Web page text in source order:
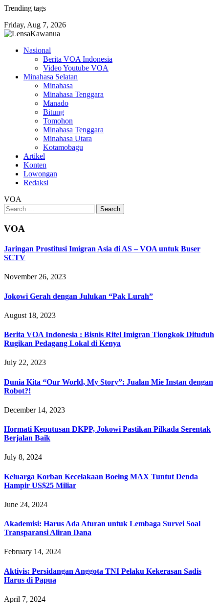
Skip
content
Trending tags
Friday, Aug 7, 2026
Nasional
Berita VOA Indonesia
Video Youtube VOA
Minahasa Selatan
Minahasa
Minahasa Tenggara
Manado
Bitung
Tomohon
Minahasa Tenggara
Minahasa Utara
Kotamobagu
Artikel
Konten
Lowongan
Redaksi
VOA
Search
for:
VOA
Jaringan Prostitusi Imigran Asia di AS – VOA untuk Buser
SCTV
November 26, 2023
Jokowi Gerah dengan Julukan “Pak Lurah”
August 18, 2023
Berita VOA Indonesia : Bisnis Ritel Imigran Tiongkok Dituduh
Rugikan Pedagang Lokal di Kenya
July 22, 2023
Dunia Kita “Our World, My Story”: Jualan Mie Instan dengan
Robot?!
December 14, 2023
Hormati Keputusan DKPP, Jokowi Pastikan Pilkada Serentak
Berjalan Baik
July 8, 2024
Keluarga Korban Kecelakaan Boeing MAX Tuntut Denda
Hampir US$25 Miliar
June 24, 2024
Akademisi: Harus Ada Aturan untuk Lembaga Survei Soal
Transparansi Aliran Dana
February 14, 2024
Aktivis: Persidangan Anggota TNI Pelaku Kekerasan Sadis
Harus di Papua
April 7, 2024